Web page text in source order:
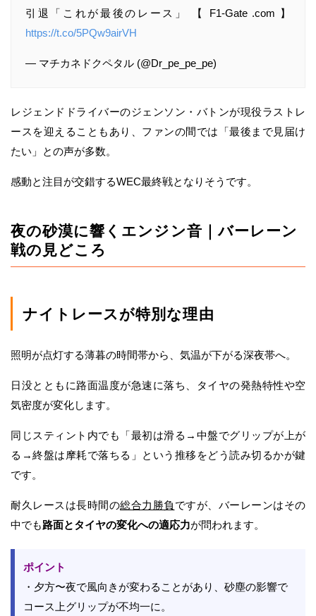
引退「これが最後のレース」 【 F1-Gate .com 】
https://t.co/5PQw9airVH
— マチカネドクペタル (@Dr_pe_pe_pe)
レジェンドドライバーのジェンソン・バトンが現役ラストレ
ースを迎えることもあり、ファンの間では「最後まで見届け
たい」との声が多数。
感動と注目が交錯するWEC最終戦となりそうです。
夜の砂漠に響くエンジン音｜バーレーン
戦の見どころ
ナイトレースが特別な理由
照明が点灯する薄暮の時間帯から、気温が下がる深夜帯へ。
日没とともに路面温度が急速に落ち、タイヤの発熱特性や空
気密度が変化します。
同じスティント内でも「最初は滑る→中盤でグリップが上が
る→終盤は摩耗で落ちる」という推移をどう読み切るかが鍵
です。
耐久レースは長時間の総合力勝負 ですが、バーレーンはその
中でも路面とタイヤの変化への適応力が問われます。
ポイント
・夕方〜夜で風向きが変わることがあり、砂塵の影響で
コース上グリップが不均一に。